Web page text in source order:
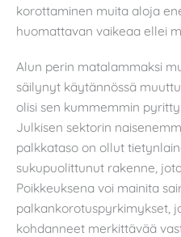
korottaminen muita aloja
huomattavan vaikeaa ellei
Alun perin matalammaksi
säilynyt käytännössä
olisi sen kummemmin
Julkisen sektorin
palkkataso on ollut
sukupuolittunut rakenne,
Poikkeuksena voi mainita
palkankorotuspyrkimykset,
kohdanneet merkittävää